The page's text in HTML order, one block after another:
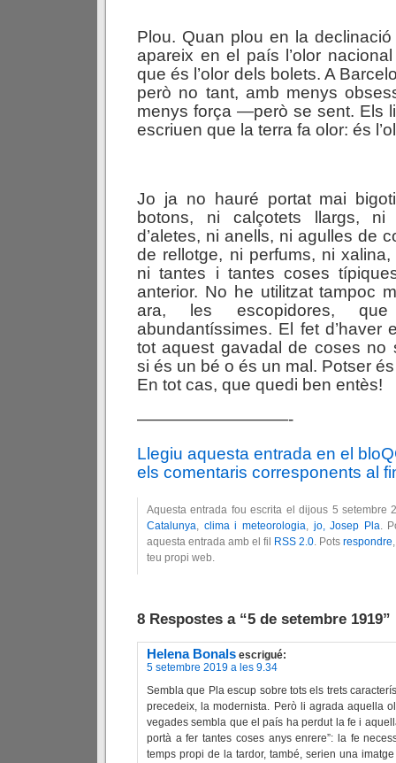
Plou. Quan plou en la
apareix en el país l’olor
que és l’olor dels bolets. A
però no tant, amb menys
menys força —però se sent. Els
escriuen que la terra fa olor: és
Jo ja no hauré portat mai
botons, ni calçotets llargs,
d’aletes, ni anells, ni agulles de
de rellotge, ni perfums, ni
ni tantes i tantes coses
anterior. No he utilitzat tampoc
ara, les escopidores,
abundantíssimes. El fet d’haver
tot aquest gavadal de coses no
si és un bé o és un mal. Potser
En tot cas, que quedi ben entès!
—————————-
Llegiu aquesta entrada en el
els comentaris corresponents al
Aquesta entrada fou escrita el dijous 5 setembre
Catalunya, clima i meteorologia, jo, Josep Pla.
aquesta entrada amb el fil
RSS 2.0. Pots respondre
teu propi web.
8 Respostes a “5 de setembre 1919”
Helena Bonals escrigué:
5 setembre 2019 a les 9.34
Sembla que Pla escup sobre tots els trets
precedeix, la modernista. Però li agrada aquella
vegades sembla que el país ha perdut la fe i
portà a fer tantes coses anys enrere”: la fe
temps propi de la tardor, també, serien una